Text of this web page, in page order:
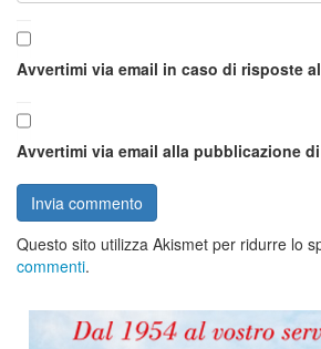
Avvertimi via email in caso di risposte
Avvertimi via email alla pubblicazione
Questo sito utilizza Akismet per ridurre lo
commenti.